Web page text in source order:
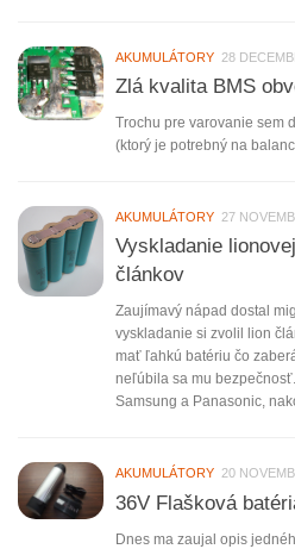
AKUMULÁTORY 28
Zlá kvalita BMS
Trochu pre varovanie sem
(ktorý je potrebný na
AKUMULÁTORY 27
Vyskladanie
článkov
Zaujímavý nápad dostal
vyskladanie si zvolil lion
mať ľahkú batériu čo
neľúbila sa mu
Samsung a Panasonic,
AKUMULÁTORY 20
36V Flašková
Dnes ma zaujal opis